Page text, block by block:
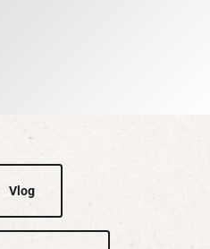
Vlog